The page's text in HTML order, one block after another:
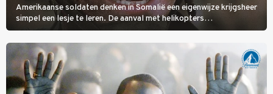
Amerikaanse soldaten denken in Somalië een eigenwijze krijgsheer
simpel een lesje te leren. De aanval met helikopters
verloopt in Black Hawk down dramatisch.